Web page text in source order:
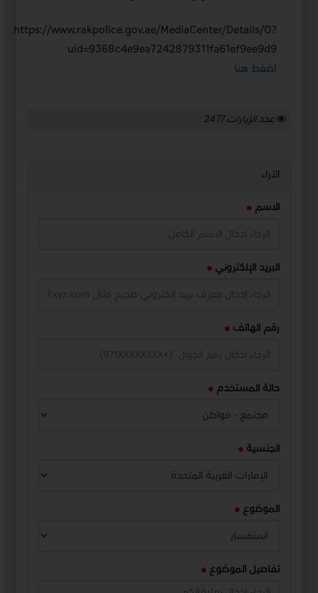
https://www.rakpolice.gov.ae/MediaCenter/Details/0?
uid=9368c4e9ea7242879311fa61ef9ee9d9
اضغط هنا
عدد الزيارات2477
الآراء
الاسم
البريد الإلكتروني
رقم الهاتف
حالة المستخدم
الجنسية
الموضوع
تفاصيل الموضوع